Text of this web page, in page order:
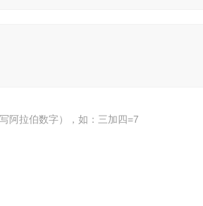
阿拉伯数字），如：三加四=7